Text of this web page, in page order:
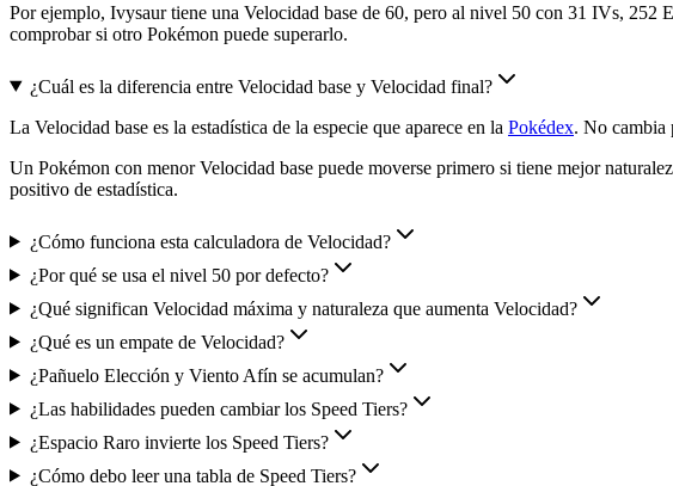
Por ejemplo, Ivysaur tiene una Velocidad base de 60, pero al nivel 50 con 31 IVs, 252
comprobar si otro Pokémon puede superarlo.
¿Cuál es la diferencia entre Velocidad base y Velocidad final?
La Velocidad base es la estadística de la especie que aparece en la Pokédex. No cambia
Un Pokémon con menor Velocidad base puede moverse primero si tiene mejor
positivo de estadística.
¿Cómo funciona esta calculadora de Velocidad?
¿Por qué se usa el nivel 50 por defecto?
¿Qué significan Velocidad máxima y naturaleza que aumenta Velocidad?
¿Qué es un empate de Velocidad?
¿Pañuelo Elección y Viento Afín se acumulan?
¿Las habilidades pueden cambiar los Speed Tiers?
¿Espacio Raro invierte los Speed Tiers?
¿Cómo debo leer una tabla de Speed Tiers?